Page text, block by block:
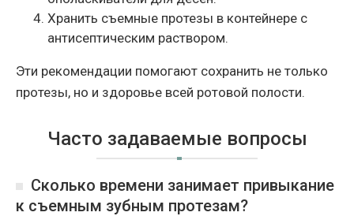
Хранить съемные протезы в контейнере с
антисептическим раствором.
Эти рекомендации помогают сохранить не только
протезы, но и здоровье всей ротовой полости.
Часто задаваемые вопросы
Сколько времени занимает привыкание
к съемным зубным протезам?